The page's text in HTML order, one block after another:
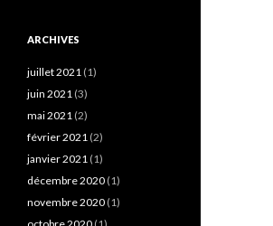
ARCHIVES
juillet 2021 (1)
juin 2021 (3)
mai 2021 (2)
février 2021 (2)
janvier 2021 (1)
décembre 2020 (1)
novembre 2020 (1)